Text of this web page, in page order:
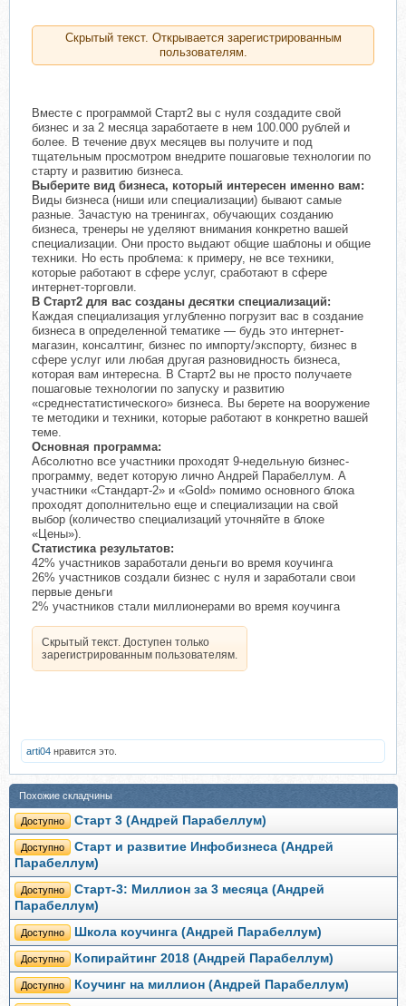
Скрытый текст. Открывается зарегистрированным
пользователям.
Вместе с программой Старт2 вы с нуля создадите свой
бизнес и за 2 месяца заработаете в нем 100.000 рублей и
более. В течение двух месяцев вы получите и под
тщательным просмотром внедрите пошаговые технологии по
старту и развитию бизнеса.
Выберите вид бизнеса, который интересен именно вам:
Виды бизнеса (ниши или специализации) бывают самые
разные. Зачастую на тренингах, обучающих созданию
бизнеса, тренеры не уделяют внимания конкретно вашей
специализации. Они просто выдают общие шаблоны и общие
техники. Но есть проблема: к примеру, не все техники,
которые работают в сфере услуг, сработают в сфере
интернет-торговли.
В Старт2 для вас созданы десятки специализаций:
Каждая специализация углубленно погрузит вас в создание
бизнеса в определенной тематике — будь это интернет-
магазин, консалтинг, бизнес по импорту/экспорту, бизнес в
сфере услуг или любая другая разновидность бизнеса,
которая вам интересна. В Старт2 вы не просто получаете
пошаговые технологии по запуску и развитию
«среднестатистического» бизнеса. Вы берете на вооружение
те методики и техники, которые работают в конкретно вашей
теме.
Основная программа:
Абсолютно все участники проходят 9-недельную бизнес-
программу, ведет которую лично Андрей Парабеллум. А
участники «Стандарт-2» и «Gold» помимо основного блока
проходят дополнительно еще и специализации на свой
выбор (количество специализаций уточняйте в блоке
«Цены»).
Статистика результатов:
42% участников заработали деньги во время коучинга
26% участников создали бизнес с нуля и заработали свои
первые деньги
2% участников стали миллионерами во время коучинга
Скрытый текст. Доступен только
зарегистрированным пользователям.
arti04 нравится это.
Похожие складчины
Доступно Старт 3 (Андрей Парабеллум)
Доступно
Старт и развитие Инфобизнеса (Андрей
Парабеллум)
Доступно
Старт-3: Миллион за 3 месяца (Андрей
Парабеллум)
Доступно Школа коучинга (Андрей Парабеллум)
Доступно Копирайтинг 2018 (Андрей Парабеллум)
Доступно
Коучинг на миллион (Андрей Парабеллум)